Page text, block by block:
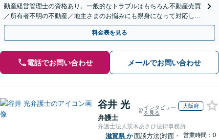
動産経営管理士の資格あり。一般的なトラブルはもちろん不動産売買
／所有者不明の不動産／地主さまのお悩みにも親身になって対応しま
す【夜間・休日の相談可】
料金表を見る
電話でお問い合わせ メールでお問い合わせ
谷井 光
弁護士
インタビュー
を見る
大阪府
弁護士法人茨木あさひ法律事務所
滋賀県 か面談方法(対面・
営業時間：0